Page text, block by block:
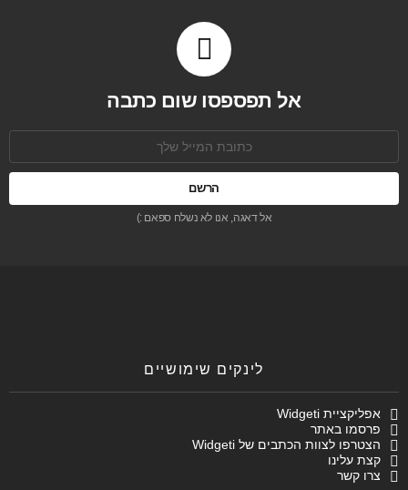
אל תפספסו שום כתבה
אל דאגה, אנו לא נשלח ספאם :)
לינקים שימושיים
אפליקציית Widgeti
פרסמו באתר
הצטרפו לצוות הכתבים של Widgeti
קצת עלינו
צרו קשר